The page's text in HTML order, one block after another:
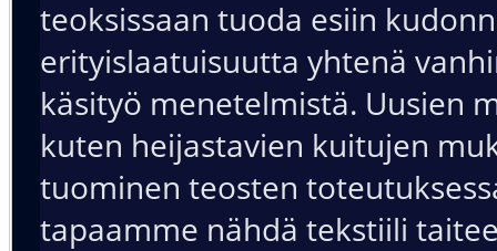
teoksissaan tuoda esiin
erityislaatuisuutta yhtenä
käsityö menetelmistä. Uusien
kuten heijastavien kuitujen
tuominen teosten
tapaamme nähdä tekstiili